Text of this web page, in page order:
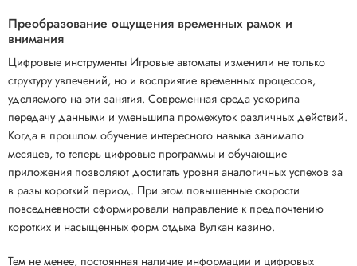
Преобразование ощущения временных рамок и
внимания
Цифровые инструменты Игровые автоматы изменили не только
структуру увлечений, но и восприятие временных процессов,
уделяемого на эти занятия. Современная среда ускорила
передачу данными и уменьшила промежуток различных действий.
Когда в прошлом обучение интересного навыка занимало
месяцев, то теперь цифровые программы и обучающие
приложения позволяют достигать уровня аналогичных успехов за
в разы короткий период. При этом повышенные скорости
повседневности сформировали направление к предпочтению
коротких и насыщенных форм отдыха Вулкан казино.
Тем не менее, постоянная наличие информации и цифровых